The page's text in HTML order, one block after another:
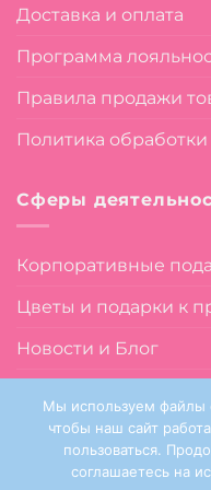
Доставка и оплата
Программа
Правила продажи
Политика
Сферы
Корпоративные
Цветы и подарки к
Новости и Блог
Мы используем файлы
чтобы наш сайт
пользоваться.
соглашаетесь на